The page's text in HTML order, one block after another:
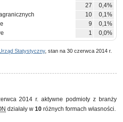
27
0,4%
10
0,1%
9
0,1%
1 0,0%
Statystyczny, stan na 30 czerwca 2014 r.
2014 r. aktywne podmioty z branży
działały w 10 różnych formach własności.